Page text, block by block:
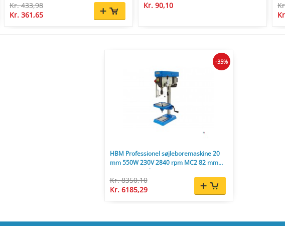
Kr. 433,98
Kr. 361,65
Kr. 90,10
HBM Professionel søjleboremaskine 20
mm 550W 230V 2840 rpm MC2 82 mm
spindelslag stål træ
Kr. 8350,10
Kr. 6185,29
-35%